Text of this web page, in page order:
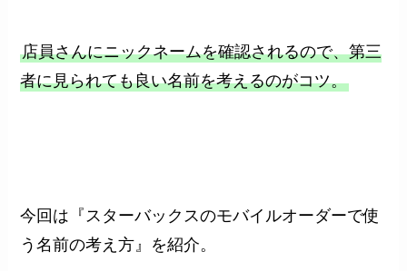
店員さんにニックネームを確認されるので、第三
者に見られても良い名前を考えるのがコツ。
今回は『スターバックスのモバイルオーダーで使
う名前の考え方』を紹介。